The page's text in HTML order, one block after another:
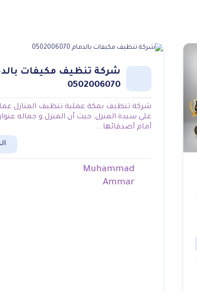
شركة تنظيف مكيفات
0502006070
شركة تنظيف بمكة عملية تنظيف المنازل
علي سيدة المنزل, حيث أن المنزل و جماله
أمام أصدقائها...
Muhammad
Ammar